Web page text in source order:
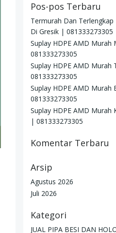
Pos-pos Terbaru
Termurah Dan Terlengkap
Di Gresik | 081333273305
Suplay HDPE AMD Murah
081333273305
Suplay HDPE AMD Murah
081333273305
Suplay HDPE AMD Murah
081333273305
Suplay HDPE AMD Murah
| 081333273305
Komentar Terbaru
Arsip
Agustus 2026
Juli 2026
Kategori
JUAL PIPA BESI DAN